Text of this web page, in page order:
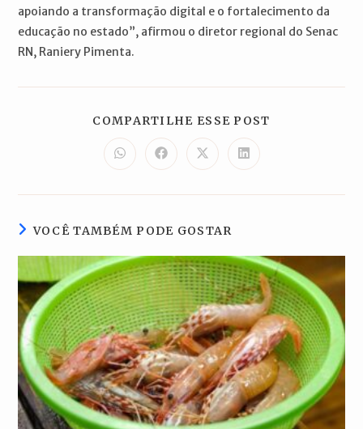
apoiando a transformação digital e o fortalecimento da
educação no estado”, afirmou o diretor regional do Senac
RN, Raniery Pimenta.
COMPARTILHE ESSE POST
Abre
em
nova
Abre
em
nova
Abre
em
nova
Abre
em
nova
VOCÊ TAMBÉM PODE GOSTAR